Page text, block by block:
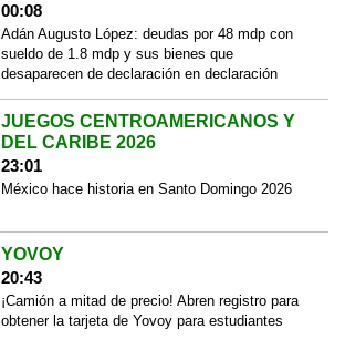
00:08
Adán Augusto López: deudas por 48 mdp con
sueldo de 1.8 mdp y sus bienes que
desaparecen de declaración en declaración
JUEGOS CENTROAMERICANOS Y
DEL CARIBE 2026
23:01
México hace historia en Santo Domingo 2026
YOVOY
20:43
¡Camión a mitad de precio! Abren registro para
obtener la tarjeta de Yovoy para estudiantes